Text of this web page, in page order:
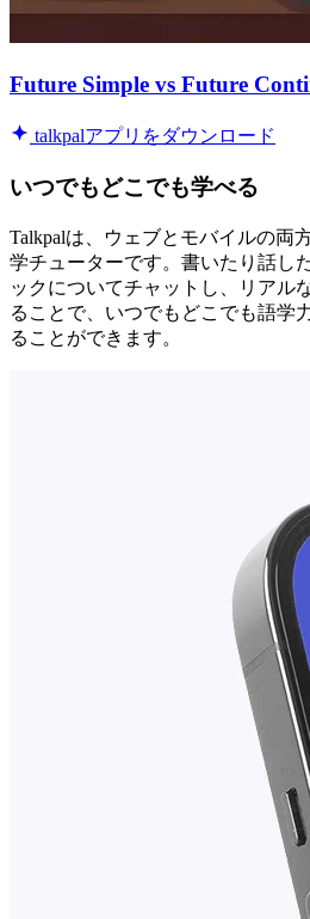
Future Simple vs Future
talkpalアプリをダウンロード
いつでもどこでも学べる
Talkpalは、ウェブとモバイルの両
学チューターです。書いたり話し
ックについてチャットし、リアル
ることで、いつでもどこでも語学
ることができます。